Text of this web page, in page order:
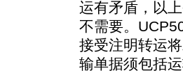
运有矛盾，以
不需要。
接受注明转运
输单据须包括